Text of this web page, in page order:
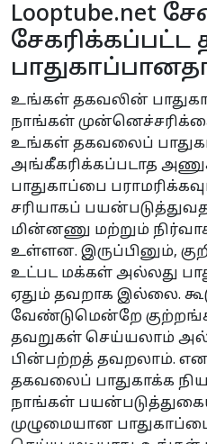
Looptube.net
உங்கள் தகவலின்
நாங்கள்
உங்கள் தகவலைப்
அங்கீகரிக்கப்படாத
பாதுகாப்பை
சரியாகப்
மின்னணு மற்றும்
உள்ளன. இருப்பினும்,
உட்பட மக்கள் அல்லது
ஏதும் தவறாக இல்லை.
வேண்டுமென்றே
தவறுகள் செய்யலாம்
பின்பற்றத் தவறலாம்.
தகவலைப் பாதுகாக்க
நாங்கள்
முழுமையான